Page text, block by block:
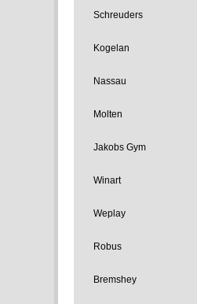
Schreuders
Kogelan
Nassau
Molten
Jakobs Gym
Winart
Weplay
Robus
Bremshey